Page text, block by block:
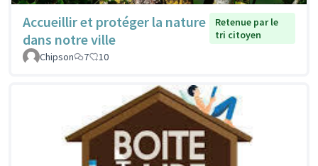
Accueillir et protéger la nature
dans notre ville
Retenue par le
tri citoyen
Chipson
7 10